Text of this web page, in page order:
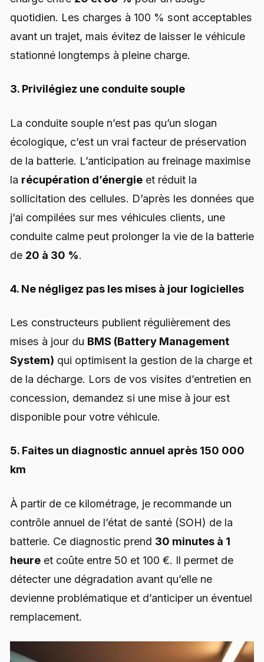
quotidien. Les charges à 100 % sont acceptables
avant un trajet, mais évitez de laisser le véhicule
stationné longtemps à pleine charge.
3. Privilégiez une conduite souple
La conduite souple n’est pas qu’un slogan
écologique, c’est un vrai facteur de préservation
de la batterie. L’anticipation au freinage maximise
la récupération d’énergie et réduit la
sollicitation des cellules. D’après les données que
j’ai compilées sur mes véhicules clients, une
conduite calme peut prolonger la vie de la batterie
de 20 à 30 %.
4. Ne négligez pas les mises à jour logicielles
Les constructeurs publient régulièrement des
mises à jour du BMS (Battery Management
System) qui optimisent la gestion de la charge et
de la décharge. Lors de vos visites d’entretien en
concession, demandez si une mise à jour est
disponible pour votre véhicule.
5. Faites un diagnostic annuel après 150 000
km
À partir de ce kilométrage, je recommande un
contrôle annuel de l’état de santé (SOH) de la
batterie. Ce diagnostic prend 30 minutes à 1
heure et coûte entre 50 et 100 €. Il permet de
détecter une dégradation avant qu’elle ne
devienne problématique et d’anticiper un éventuel
remplacement.